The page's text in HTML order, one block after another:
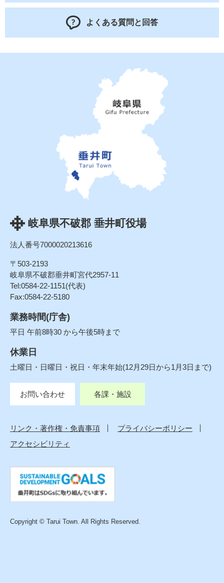
よくある質問と回答
岐阜県不破郡 垂井町役場
法人番号7000020213616
〒503-2193
岐阜県不破郡垂井町宮代2957-11
Tel:0584-22-1151(代表)
Fax:0584-22-5180
業務時間(庁舎)
平日 午前8時30 から午後5時まで
休業日
土曜日・日曜日・祝日・年末年始(12月29日から1月3日まで)
お問い合わせ 各課・施設
リンク・著作権・免責事項
プライバシーポリシー
アクセシビリティ
Copyright © Tarui Town. All Rights Reserved.